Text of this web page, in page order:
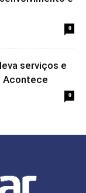
0
serviços e
Acontece
0